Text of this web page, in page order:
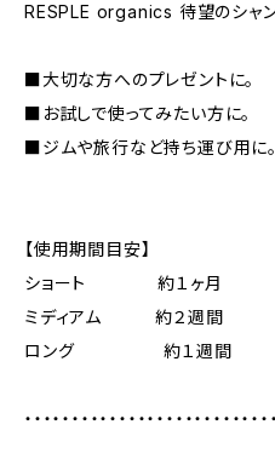
RESPLE organics 待望のシャン
■大切な方へのプレゼントに。
■お試しで使ってみたい方に。
■ジムや旅行など持ち運び用に。
【使用期間目安】
ショート 約１ヶ月
ミディアム 約２週間
ロング 約１週間
・・・・・・・・・・・・・・・・・・・・・・・・・